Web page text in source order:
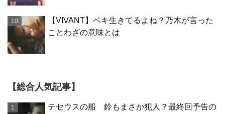
【VIVANT】ベキ生きてるよね？乃木が言った
ことわざの意味とは
【総合人気記事】
テセウスの船 鈴もまさか犯人？最終回予告の